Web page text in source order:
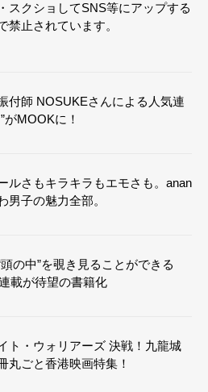
スクショしてSNS等にアップする
禁止されています。
付師 NOSUKEさんによる人気連
がMOOKに！
ルさもキラキラもエモさも。anan
男子の魅力全部。
の中”を覗き見ることができる
載が待望の書籍化
ト・ウォリアーズ 決戦！九龍城
丸ごと香港映画特集！